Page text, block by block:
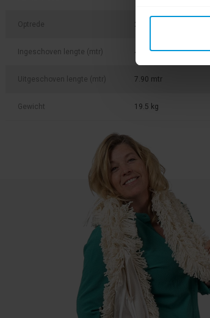
Optrede 28 cm optrede
Ingeschoven lengte (mtr) 4.82 mtr
Uitgeschoven lengte (mtr) 7.90 mtr
Gewicht 19.5 kg